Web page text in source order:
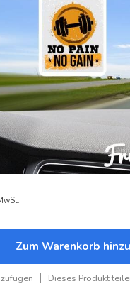
Zum Warenkorb
Dieses Produkt